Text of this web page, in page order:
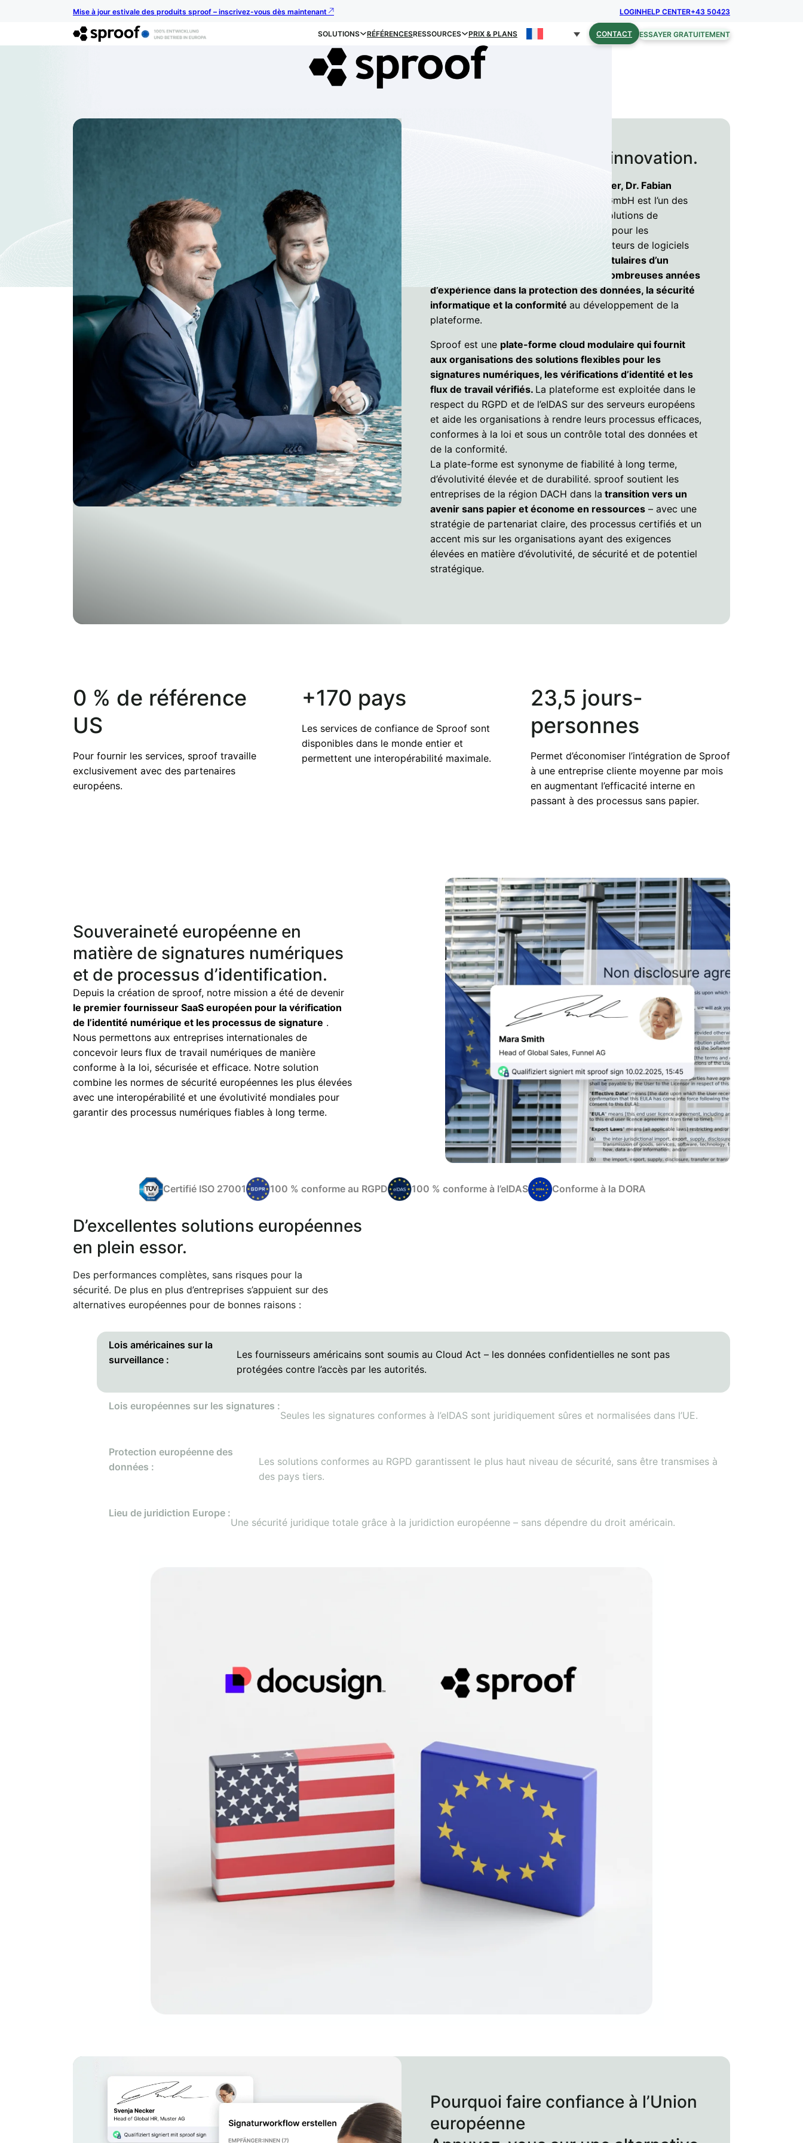
Mise à jour estivale des produits sproof – inscrivez-vous dès maintenant LOGINHELP CENTER+43 50423
SOLUTIONS RÉFÉRENCESRESSOURCES PRIX & PLANS CONTACT ESSAYER GRATUITEMENT
Confiance, sécurité et innovation.
Dr. Clemens Brunner, Dr. Fabian
sproof GmbH est l’un des
principaux fournisseurs européens de solutions de
signature et d’identification numériques pour les
entreprises, les universités et les intégrateurs de logiciels
fondateurs sont titulaires d’un
doctorat en sécurité et apportent de nombreuses années
d’expérience dans la protection des données, la sécurité
informatique et la conformité au développement de la
plateforme.
Sproof est une plate-forme cloud modulaire qui fournit
aux organisations des solutions flexibles pour les
signatures numériques, les vérifications d’identité et les
flux de travail vérifiés. La plateforme est exploitée dans le
respect du RGPD et de l’eIDAS sur des serveurs européens
et aide les organisations à rendre leurs processus efficaces,
conformes à la loi et sous un contrôle total des données et
de la conformité.
La plate-forme est synonyme de fiabilité à long terme,
d’évolutivité élevée et de durabilité. sproof soutient les
entreprises de la région DACH dans la transition vers un
avenir sans papier et économe en ressources – avec une
stratégie de partenariat claire, des processus certifiés et un
accent mis sur les organisations ayant des exigences
élevées en matière d’évolutivité, de sécurité et de potentiel
stratégique.
0 % de référence
US
Pour fournir les services, sproof travaille
exclusivement avec des partenaires
européens.
+170 pays
Les services de confiance de Sproof sont
disponibles dans le monde entier et
permettent une interopérabilité maximale.
23,5 jours-
personnes
Permet d’économiser l’intégration de Sproof
à une entreprise cliente moyenne par mois
en augmentant l’efficacité interne en
passant à des processus sans papier.
Souveraineté européenne en
matière de signatures numériques
et de processus d’identification.
Depuis la création de sproof, notre mission a été de devenir
le premier fournisseur SaaS européen pour la vérification
de l’identité numérique et les processus de signature .
Nous permettons aux entreprises internationales de
concevoir leurs flux de travail numériques de manière
conforme à la loi, sécurisée et efficace. Notre solution
combine les normes de sécurité européennes les plus élevées
avec une interopérabilité et une évolutivité mondiales pour
garantir des processus numériques fiables à long terme.
Certifié ISO 27001 100 % conforme au RGPD 100 % conforme à l’eIDAS Conforme à la DORA
D’excellentes solutions européennes
en plein essor.
Des performances complètes, sans risques pour la
sécurité. De plus en plus d’entreprises s’appuient sur des
alternatives européennes pour de bonnes raisons :
Lois américaines sur la
surveillance :
Les fournisseurs américains sont soumis au Cloud Act – les données confidentielles ne sont pas
protégées contre l’accès par les autorités.
Lois européennes sur les signatures :
Seules les signatures conformes à l’eIDAS sont juridiquement sûres et normalisées dans l’UE.
Protection européenne des
données :
Les solutions conformes au RGPD garantissent le plus haut niveau de sécurité, sans être transmises à
des pays tiers.
Lieu de juridiction Europe :
Une sécurité juridique totale grâce à la juridiction européenne – sans dépendre du droit américain.
Pourquoi faire confiance à l’Union
européenne